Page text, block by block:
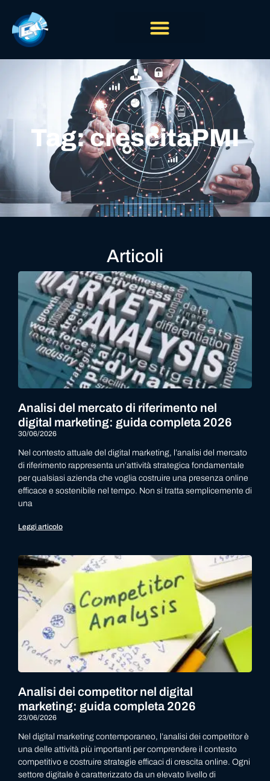
Tag: crescitaPMI
Articoli
Analisi del mercato di riferimento nel
digital marketing: guida completa 2026
30/06/2026
Nel contesto attuale del digital marketing, l’analisi del mercato
di riferimento rappresenta un’attività strategica fondamentale
per qualsiasi azienda che voglia costruire una presenza online
efficace e sostenibile nel tempo. Non si tratta semplicemente di
una
Leggi articolo
Analisi dei competitor nel digital
marketing: guida completa 2026
23/06/2026
Nel digital marketing contemporaneo, l’analisi dei competitor è
una delle attività più importanti per comprendere il contesto
competitivo e costruire strategie efficaci di crescita online. Ogni
settore digitale è caratterizzato da un elevato livello di